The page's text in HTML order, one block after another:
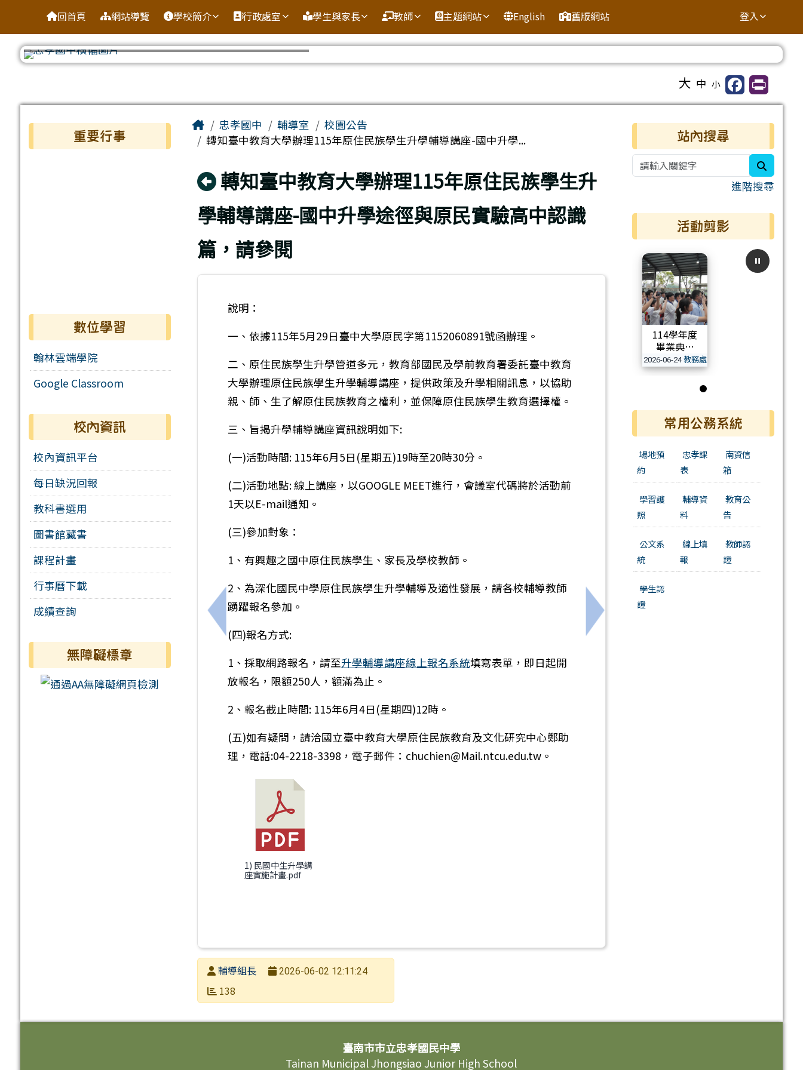
台南市忠孝國中
導覽列回首頁 網站導覽 學校簡介 行政處室 學生與家長 教師 主題網站 English 舊版網站 登入
大 中 小
左邊區域內容
重要行事
數位學習
翰林雲端學院
Google Classroom
校內資訊
校內資訊平台
每日缺況回報
教科書選用
圖書館藏書
課程計畫
行事曆下載
成績查詢
無障礙標章
主內容區域
Home忠孝國中 輔導室
校園公告
轉知臺中教育大學辦理115年原住民族學生升學輔導講座-國中升學...
回上頁
轉知臺中教育大學辦理115年原住民族學生升
學輔導講座-國中升學途徑與原民實驗高中認識
篇，請參閱
上一筆：轉知台南市115年度生命教育家長成長團體培育計畫，請參閱。
說明：
一、依據115年5月29日臺中大學原民字第1152060891號函辦理。
二、原住民族學生升學管道多元，教育部國民及學前教育署委託臺中教育
大學辦理原住民族學生升學輔導講座，提供政策及升學相關訊息，以協助
親、師、生了解原住民族教育之權利，並保障原住民族學生教育選擇權。
三、旨揭升學輔導講座資訊說明如下:
(一)活動時間: 115年6月5日(星期五)19時至20時30分。
(二)活動地點: 線上講座，以GOOGLE MEET進行，會議室代碼將於活動前
1天以E-mail通知。
(三)參加對象：
1、有興趣之國中原住民族學生、家長及學校教師。
2、為深化國民中學原住民族學生升學輔導及適性發展，請各校輔導教師
踴躍報名參加。
(四)報名方式:
1、採取網路報名，請至升學輔導講座線上報名系統填寫表單，即日起開
放報名，限額250人，額滿為止。
2、報名截止時間: 115年6月4日(星期四)12時。
(五)如有疑問，請洽國立臺中教育大學原住民族教育及文化研究中心鄭助
理，電話:04-2218-3398，電子郵件：chuchien@Mail.ntcu.edu.tw。
1) 民國中生升學講
座實施計畫.pdf
下一筆：轉知聯發科技教育基金會辦理「
發布者輔導組長
發布日期
2026-06-02 12:11:24
瀏覽次數
138
右邊區域內容
站內搜尋
進階搜尋
活動剪影
114學年度
畢業典禮
2026-06-24 教務處
活動相簿
常用公務系統
場地預
約
忠孝課
表
南資信
箱
學習護
照
輔導資
料
教育公
告
公文系
統
線上填
報
教師認
證
學生認
證
頁尾區域
臺南市市立忠孝國民中學
Tainan Municipal Jhongsiao Junior High School